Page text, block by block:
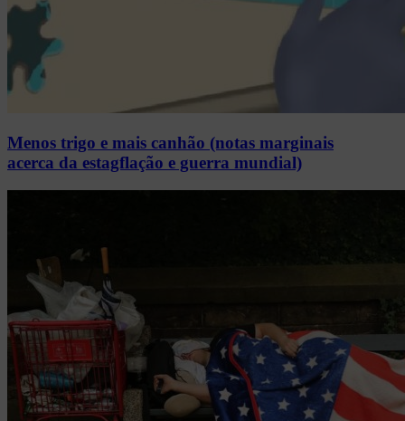
Menos trigo e mais canhão (notas marginais
acerca da estagflação e guerra mundial)